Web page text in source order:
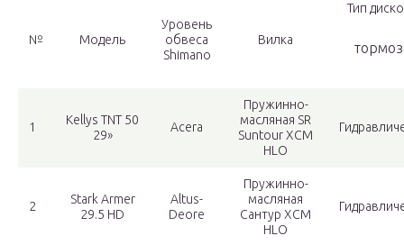
№ Модель
Уровень
обвеса
Shimano
Вилка
Тип
1
Kellys TNT 50
29»
Acera
Пружинно-
масляная SR
Suntour XCM
HLO
2
Stark Armer
29.5 HD
Altus-
Deore
Пружинно-
масляная
Сантур XCM
HLO